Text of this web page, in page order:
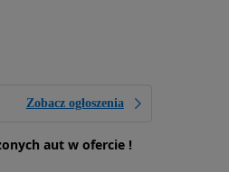
Zobacz ogłoszenia
aut w ofercie !